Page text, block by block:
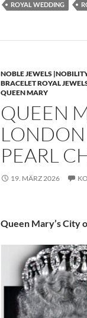
ROYAL WEDDING
NOBLE JEWELS
BRACELET ROYAL
QUEEN MARY
QUEEN
PEARL
19. MÄRZ 2026
Queen Mary’s City